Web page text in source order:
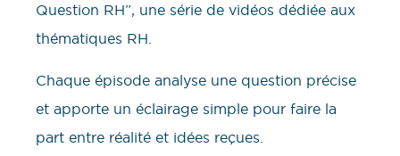
Question RH”, une série de vidéos dédiée aux
thématiques RH.
Chaque épisode analyse une question précise
et apporte un éclairage simple pour faire la
part entre réalité et idées reçues.